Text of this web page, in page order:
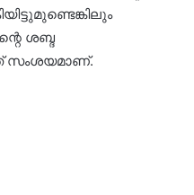
ശബ്ദ
സംശയമാണ്.